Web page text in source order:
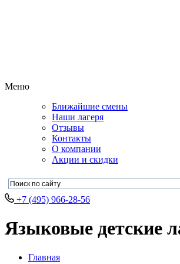
Меню
Ближайшие смены
Наши лагеря
Отзывы
Контакты
О компании
Акции и скидки
+7 (495) 966-28-56
Языковые детские
Главная